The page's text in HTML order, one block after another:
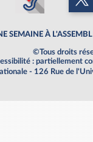
SEMAINE À
©Tous droits
: partiellement
- 126 Rue de